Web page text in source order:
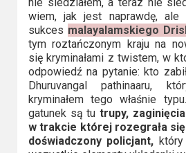
wiem, jak jest naprawdę,
sukces malayalamskiego
tym roztańczonym kraju na
się kryminałami z twistem, w
odpowiedź na pytanie: kto
Dhuruvangal pathinaaru,
kryminałem tego właśnie
gatunek są tutrupy,
w trakcie której rozegrała
doświadczony policjant,